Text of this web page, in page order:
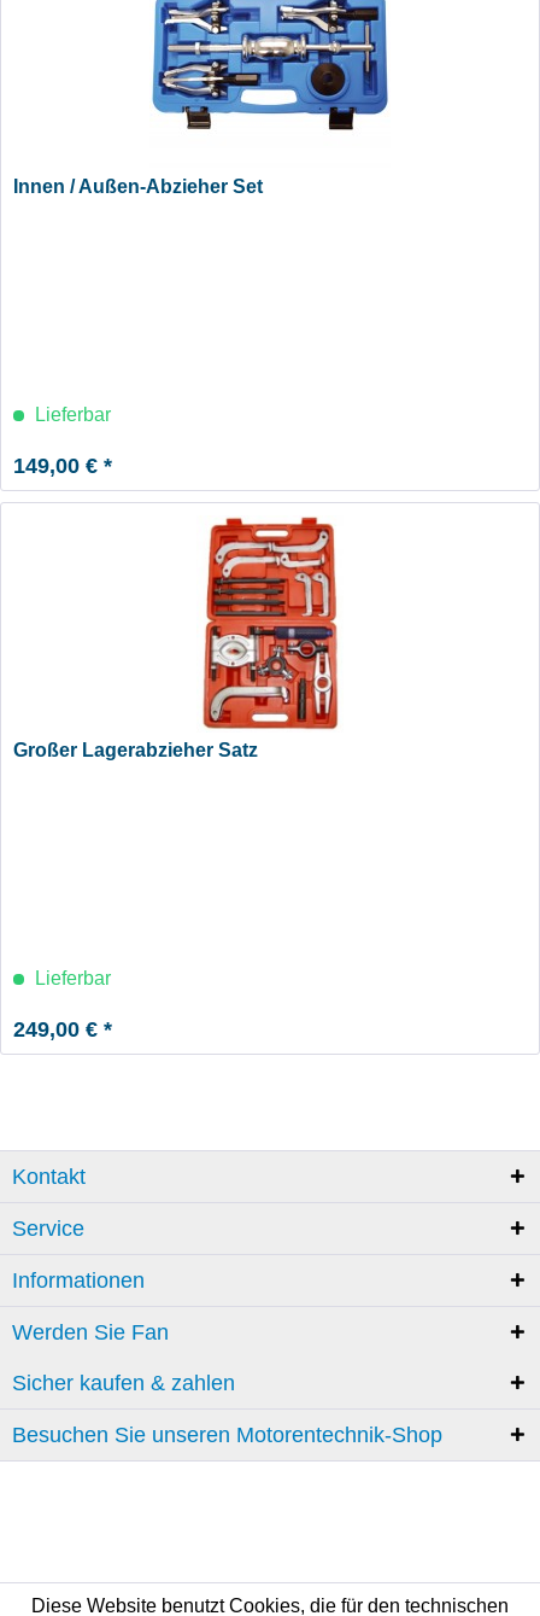
Innen / Außen-Abzieher Set
Lieferbar
149,00 € *
Großer Lagerabzieher Satz
Lieferbar
249,00 € *
Kontakt
Service
Informationen
Werden Sie Fan
Sicher kaufen & zahlen
Besuchen Sie unseren Motorentechnik-Shop
Diese Website benutzt Cookies, die für den technischen